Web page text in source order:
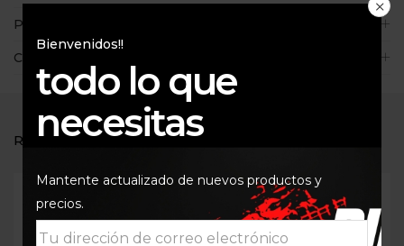
Políticas de la tienda
Consultas
RELATED PRODUCTS
Bienvenidos!!
todo lo que
necesitas
Mantente actualizado de nuevos productos y
precios.